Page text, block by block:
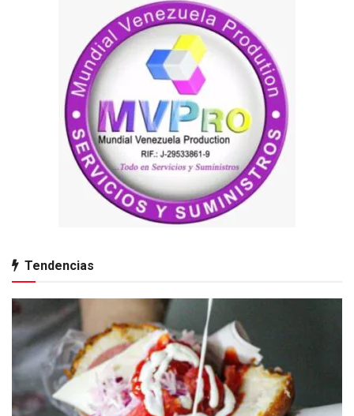
Tendencias